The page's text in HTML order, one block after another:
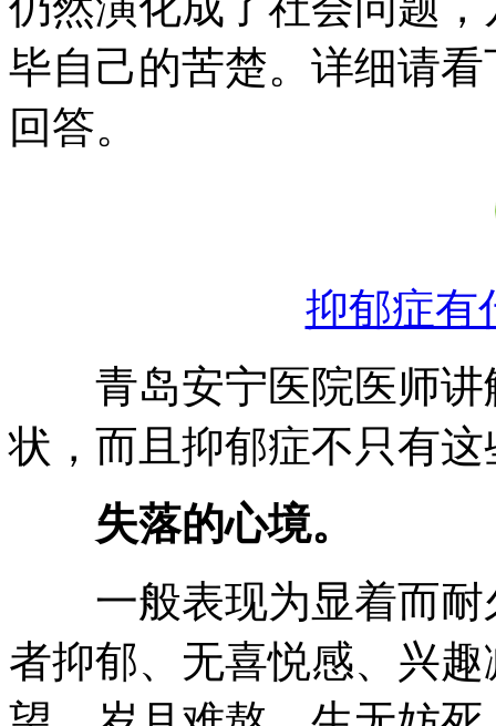
毕自己的苦楚。详细请
回答。
抑郁症有
青岛安宁医院医师讲
状，而且抑郁症不只有
失落的心境。
一般表现为显着而耐
者抑郁、无喜悦感、兴